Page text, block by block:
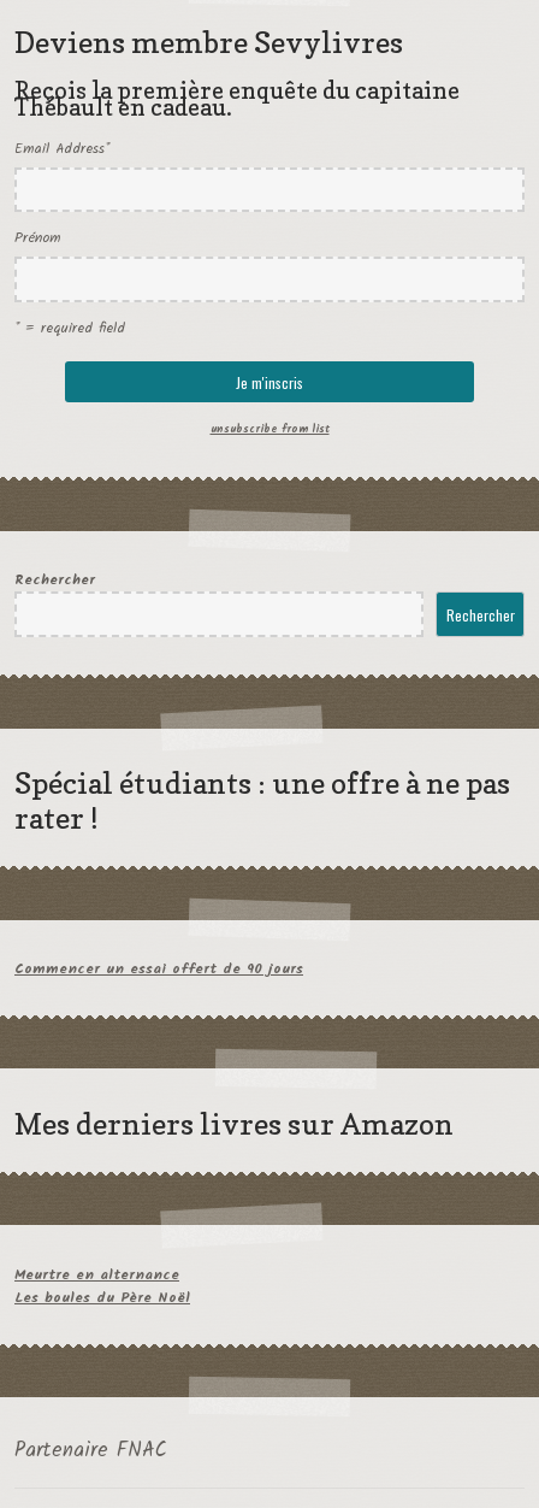
Deviens membre Sevylivres
Reçois la première enquête du capitaine
Thébault en cadeau.
Email Address*
Prénom
* = required field
unsubscribe from list
Rechercher
Rechercher
Spécial étudiants : une offre à ne pas
rater !
Commencer un essai offert de 90 jours
Mes derniers livres sur Amazon
Meurtre en alternance
Les boules du Père Noël
Partenaire FNAC